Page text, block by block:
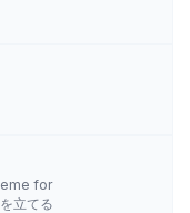
for
立てる